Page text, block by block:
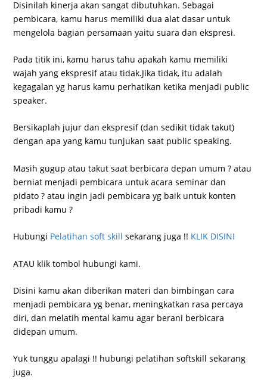
Disinilah kinerja akan sangat dibutuhkan. Sebagai
pembicara, kamu harus memiliki dua alat dasar untuk
mengelola bagian persamaan yaitu suara dan ekspresi.
Pada titik ini, kamu harus tahu apakah kamu memiliki
wajah yang ekspresif atau tidak.Jika tidak, itu adalah
kegagalan yg harus kamu perhatikan ketika menjadi public
speaker.
Bersikaplah jujur ​​dan ekspresif (dan sedikit tidak takut)
dengan apa yang kamu tunjukan saat public speaking.
Masih gugup atau takut saat berbicara depan umum ? atau
berniat menjadi pembicara untuk acara seminar dan
pidato ? atau ingin jadi pembicara yg baik untuk konten
pribadi kamu ?
Hubungi Pelatihan soft skill sekarang juga !! KLIK DISINI
ATAU klik tombol hubungi kami.
Disini kamu akan diberikan materi dan bimbingan cara
menjadi pembicara yg benar, meningkatkan rasa percaya
diri, dan melatih mental kamu agar berani berbicara
didepan umum.
Yuk tunggu apalagi !! hubungi pelatihan softskill sekarang
juga.